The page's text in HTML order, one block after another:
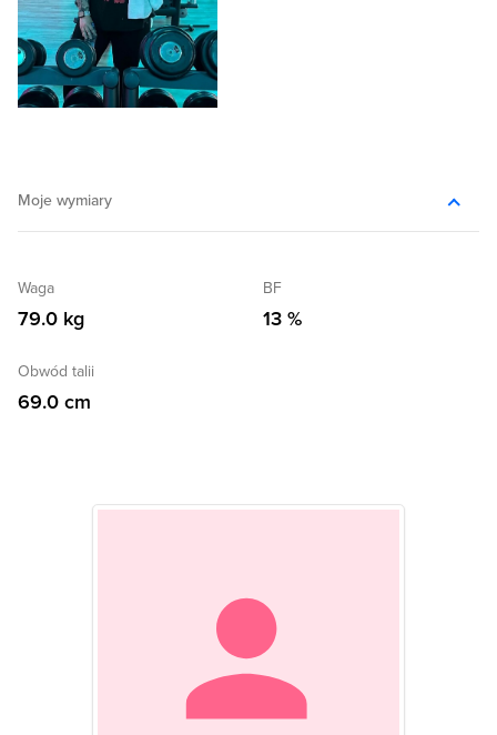
Moje wymiary
Waga
79.0 kg
BF
13 %
Obwód talii
69.0 cm